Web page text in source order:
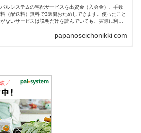
パルシステムの宅配サービスを出資金（入会金）、手数
料（配送料）無料で3週間おためしできます。使ったこと
がないサービスは説明だけを読んでいても、実際に利用
トは、最大3,000円相当のセットが380円で注文できる特
papanoseichonikki.com